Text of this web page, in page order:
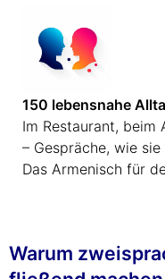
150 lebensnahe
Im Restaurant, beim
– Gespräche, wie
Das Armenisch für
Warum